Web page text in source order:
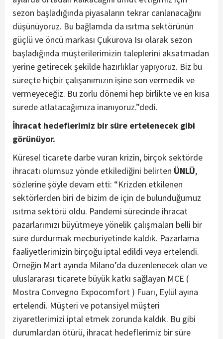
sezon başladığında piyasaların tekrar canlanacağını
düşünüyoruz. Bu bağlamda da ısıtma sektörünün
güçlü ve öncü markası Çukurova Isı olarak sezon
başladığında müşterilerimizin taleplerini aksatmadan
yerine getirecek şekilde hazırlıklar yapıyoruz. Biz bu
süreçte hiçbir çalışanımızın işine son vermedik ve
vermeyeceğiz. Bu zorlu dönemi hep birlikte ve en kısa
sürede atlatacağımıza inanıyoruz.”dedi.
İhracat hedeflerimiz bir süre ertelenecek gibi
görünüyor.
Küresel ticarete darbe vuran krizin, birçok sektörde
ihracatı olumsuz yönde etkilediğini belirten ÜNLÜ,
sözlerine şöyle devam etti: “Krizden etkilenen
sektörlerden biri de bizim de için de bulunduğumuz
ısıtma sektörü oldu. Pandemi sürecinde ihracat
pazarlarımızı büyütmeye yönelik çalışmaları belli bir
süre durdurmak mecburiyetinde kaldık. Pazarlama
faaliyetlerimizin birçoğu iptal edildi veya ertelendi.
Örneğin Mart ayında Milano’da düzenlenecek olan ve
uluslararası ticarete büyük katkı sağlayan MCE (
Mostra Convegno Expocomfort ) Fuarı, Eylül ayına
ertelendi. Müşteri ve potansiyel müşteri
ziyaretlerimizi iptal etmek zorunda kaldık. Bu gibi
durumlardan ötürü, ihracat hedeflerimiz bir süre